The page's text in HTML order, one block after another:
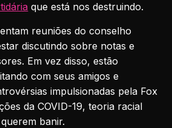
que está nos destruindo.
reuniões do conselho
discutindo sobre notas e
Em vez disso, estão
com seus amigos e
impulsionadas pela Fox
da COVID-19, teoria racial
banir.